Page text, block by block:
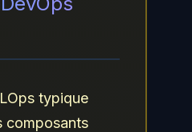
typique
composants